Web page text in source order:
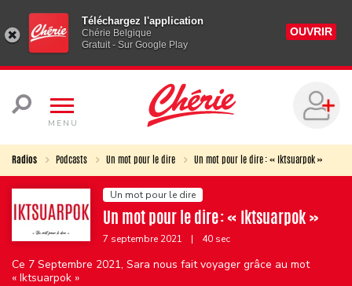
Téléchargez l'application
Chérie Belgique
Gratuit - Sur Google Play
OUVRIR
MENU
Radios Podcasts Un mot pour le dire Un mot pour le dire : « Iktsuarpok »
Un mot pour le dire
Un mot pour le dire : « Iktsuarpok »
7 septembre 2021 | 40 sec
Ce 7 Septembre 2021, Sara nous fait voyager grâce au mot
« Iktsuarpok »